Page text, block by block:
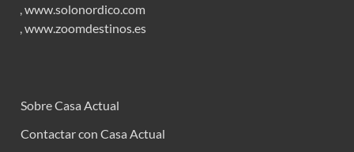
,www.solonordico.com
,www.zoomdestinos.es
Sobre Casa Actual
Contactar con Casa Actual